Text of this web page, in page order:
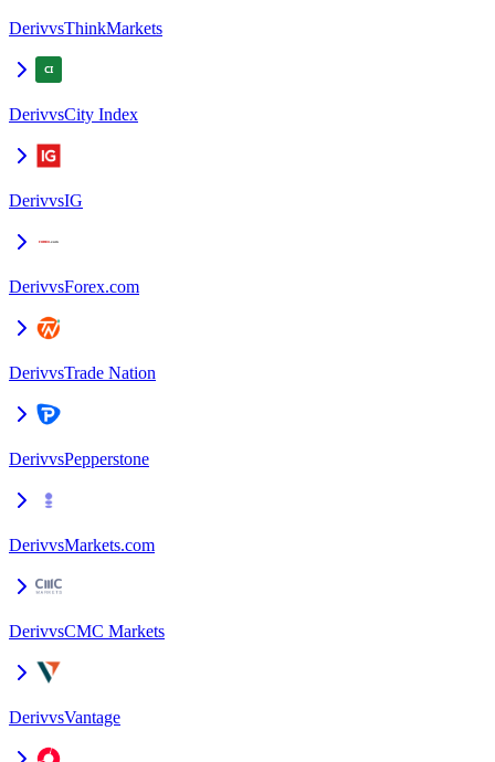
DerivvsThinkMarkets
DerivvsCity Index
DerivvsIG
DerivvsForex.com
DerivvsTrade Nation
DerivvsPepperstone
DerivvsMarkets.com
DerivvsCMC Markets
DerivvsVantage